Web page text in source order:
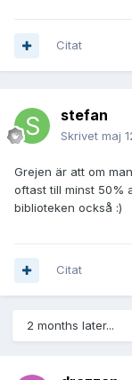
Citat
stefan
Skrivet maj
Grejen är att om
oftast till minst 50%
biblioteken också :)
Citat
2 months later...